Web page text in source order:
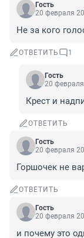
Гость
20 февраля
Не за кого
ОТВЕТИТЬ 1
Гость
20
Крест и
ОТВЕТИТЬ
Гость
20 февраля
Горшочек не
ОТВЕТИТЬ
Гость
20 февраля
и почему это